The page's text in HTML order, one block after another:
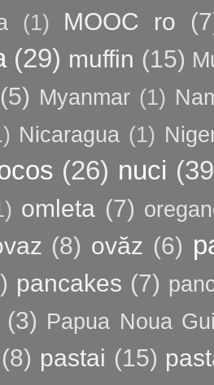
(1) MOOC ro
(29) muffin (15)
(5) Myanmar (1)
Nicaragua (1)
(26) nuci
omleta (7)
(8) ovăz (6)
pancakes (7)
(3) Papua Noua
(8) pastai (15)